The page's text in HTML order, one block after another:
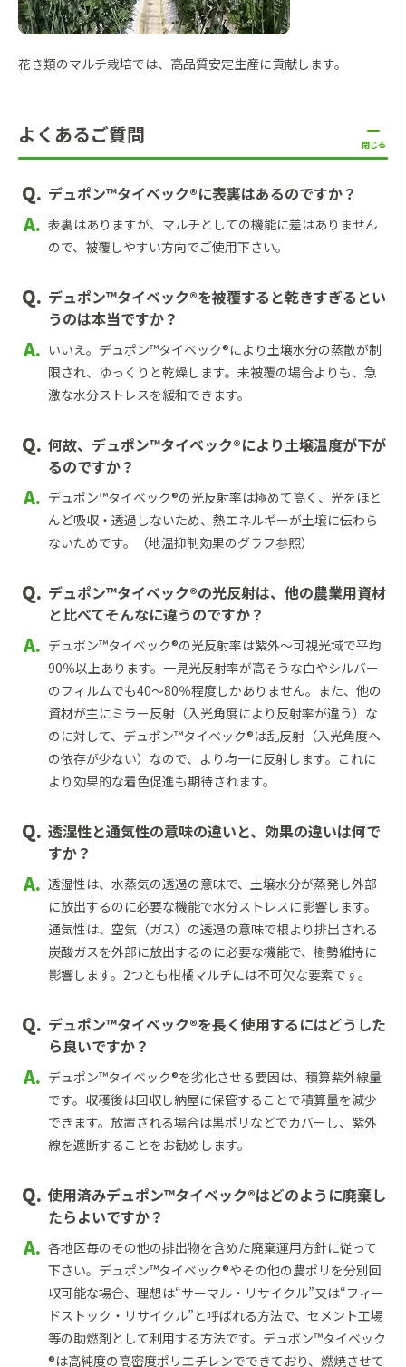
花き類のマルチ栽培では、高品質安定生産に貢献します。
よくあるご質問
デュポン™タイベック®に表裏はあるのですか？
表裏はありますが、マルチとしての機能に差はありません
ので、被覆しやすい方向でご使用下さい。
デュポン™タイベック®を被覆すると乾きすぎるとい
うのは本当ですか？
いいえ。デュポン™タイベック®により土壌水分の蒸散が制
限され、ゆっくりと乾燥します。未被覆の場合よりも、急
激な水分ストレスを緩和できます。
何故、デュポン™タイベック®により土壌温度が下が
るのですか？
デュポン™タイベック®の光反射率は極めて高く、光をほと
んど吸収・透過しないため、熱エネルギーが土壌に伝わら
ないためです。（地温抑制効果のグラフ参照）
デュポン™タイベック®の光反射は、他の農業用資材
と比べてそんなに違うのですか？
デュポン™タイベック®の光反射率は紫外～可視光域で平均
90％以上あります。一見光反射率が高そうな白やシルバー
のフィルムでも40～80％程度しかありません。また、他の
資材が主にミラー反射（入光角度により反射率が違う）な
のに対して、デュポン™タイベック®は乱反射（入光角度へ
の依存が少ない）なので、より均一に反射します。これに
より効果的な着色促進も期待されます。
透湿性と通気性の意味の違いと、効果の違いは何で
すか？
透湿性は、水蒸気の透過の意味で、土壌水分が蒸発し外部
に放出するのに必要な機能で水分ストレスに影響します。
通気性は、空気（ガス）の透過の意味で根より排出される
炭酸ガスを外部に放出するのに必要な機能で、樹勢維持に
影響します。2つとも柑橘マルチには不可欠な要素です。
デュポン™タイベック®を長く使用するにはどうした
ら良いですか？
デュポン™タイベック®を劣化させる要因は、積算紫外線量
です。収穫後は回収し納屋に保管することで積算量を減少
できます。放置される場合は黒ポリなどでカバーし、紫外
線を遮断することをお勧めします。
使用済みデュポン™タイベック®はどのように廃棄し
たらよいですか？
各地区毎のその他の排出物を含めた廃棄運用方針に従って
下さい。デュポン™タイベック®やその他の農ポリを分別回
収可能な場合、理想は“サーマル・リサイクル”又は“フィー
ドストック・リサイクル”と呼ばれる方法で、セメント工場
等の助燃剤として利用する方法です。デュポン™タイベック
®は高純度の高密度ポリエチレンでできており、燃焼させて